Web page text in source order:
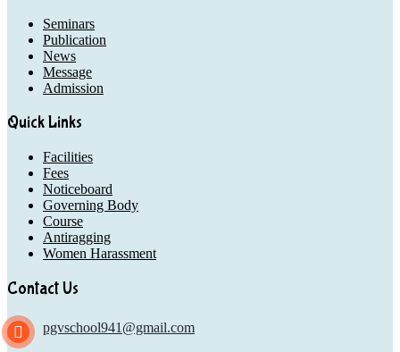
Seminars
Publication
News
Message
Admission
Quick Links
Facilities
Fees
Noticeboard
Governing Body
Course
Antiragging
Women Harassment
Contact Us
pgvschool941@gmail.com